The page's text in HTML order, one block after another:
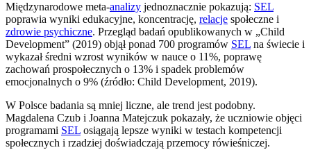
Międzynarodowe meta-analizy jednoznacznie pokazują: SEL
poprawia wyniki edukacyjne, koncentrację, relacje społeczne i
zdrowie psychiczne. Przegląd badań opublikowanych w „Child
Development” (2019) objął ponad 700 programów SEL na świecie i
wykazał średni wzrost wyników w nauce o 11%, poprawę
zachowań prospołecznych o 13% i spadek problemów
emocjonalnych o 9% (źródło: Child Development, 2019).
W Polsce badania są mniej liczne, ale trend jest podobny.
Magdalena Czub i Joanna Matejczuk pokazały, że uczniowie objęci
programami SEL osiągają lepsze wyniki w testach kompetencji
społecznych i rzadziej doświadczają przemocy rówieśniczej.